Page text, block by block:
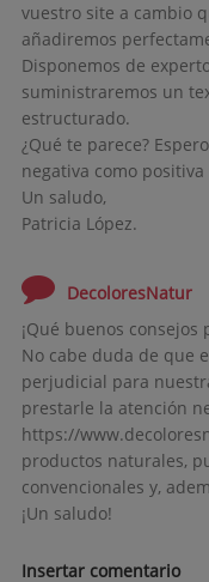
vuestro site a cambio
añadiremos
Disponemos de
suministraremos un
estructurado.
¿Qué te parece?
negativa como positiva
Un saludo,
Patricia López.
DecoloresNatur
¡Qué buenos
No cabe duda de que
perjudicial para
prestarle la atención
https://
productos naturales,
convencionales y,
¡Un saludo!
Insertar comentario